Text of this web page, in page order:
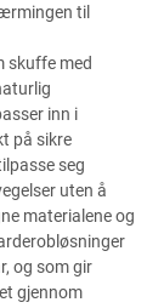
til
skuffe med
inn i
på sikre
seg
uten å
materialene og
og som gir
gjennom